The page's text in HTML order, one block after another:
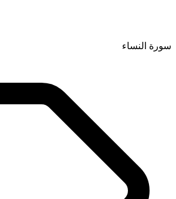
سورة النساء